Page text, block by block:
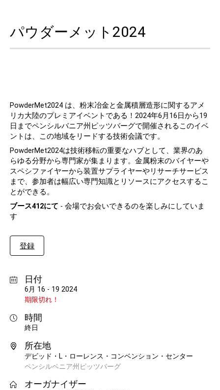
リソース
フォローする
X フェイスブックLinkedIn ユーチューブ
パウダーメット2024
PowderMet2024 は、粉末冶金と金属積層造形に関するアメ
リカ大陸のプレミアイベントである！2024年6月16日から19
日までペンシルバニア州ピッツバーグで開催されるこのイベ
ントは、この地域をリードする技術会議です。
PowderMet2024は技術移転の重要なハブとして、業界のあ
らゆる分野から専門家が集まります。金属粉末のバイヤーや
スペシファイヤーから装置サプライヤーやリサーチサービス
まで、参加者は幅広い専門知識とリソースにアクセスするこ
とができる。
ブース412にて - 会場でお会いできるのを楽しみにしていま
す
登録
日付
6月 16 - 19 2024
期限切れ！
時間
終日
所在地
デビッド・L・ローレンス・コンベンション・センター
ペンシルベニア州ピッツバーグ
オーガナイザー